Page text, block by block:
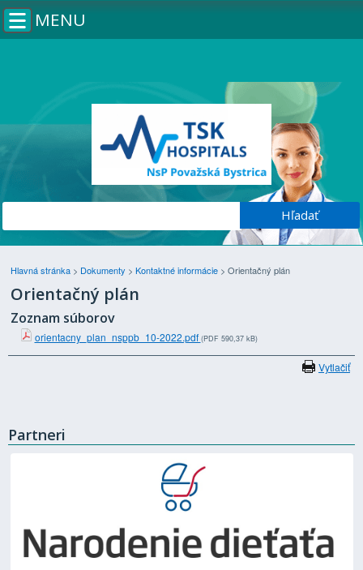
MENU
Hlavná stránka > Dokumenty > Kontaktné informácie > Orientačný plán
Orientačný plán
Zoznam súborov
orientacny_plan_nsppb_10-2022.pdf (PDF 590,37 kB)
Vytlačiť
Partneri